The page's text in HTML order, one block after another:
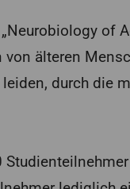
of
älteren
durch die